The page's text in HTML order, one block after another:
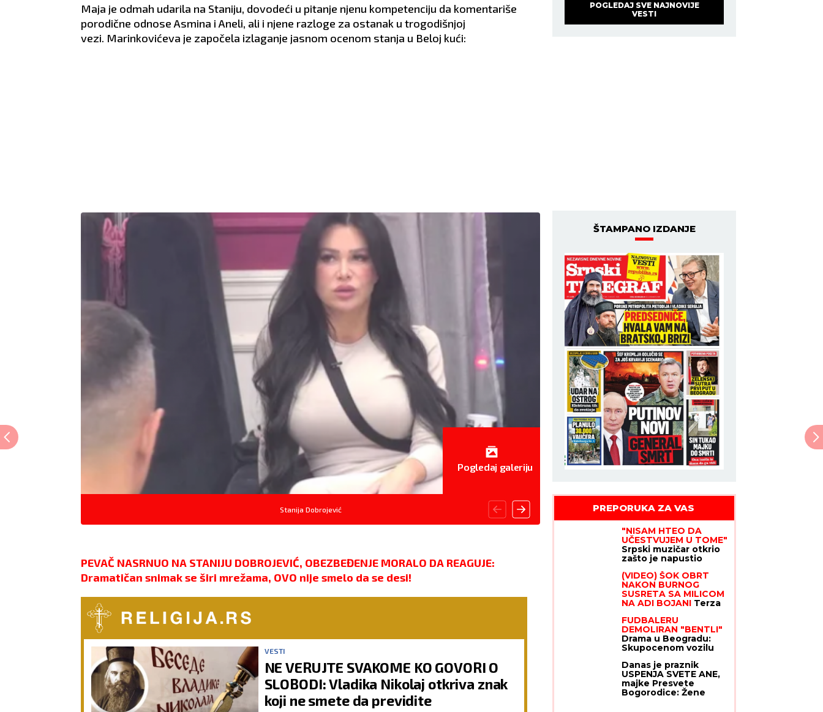
Maja je odmah udarila na Staniju, dovodeći u pitanje njenu kompetenciju da komentariše
porodične odnose Asmina i Aneli, ali i njene razloge za ostanak u trogodišnjoj
vezi. Marinkovićeva je započela izlaganje jasnom ocenom stanja u Beloj kući:
Stanija Dobrojević
Pogledaj galeriju
PEVAČ NASRNUO NA STANIJU DOBROJEVIĆ, OBEZBEĐENJE MORALO DA REAGUJE:
Dramatičan snimak se širi mrežama, OVO nije smelo da se desi!
VESTI
NE VERUJTE SVAKOME KO GOVORI O
SLOBODI: Vladika Nikolaj otkriva znak
koji ne smete da previdite
POGLEDAJ SVE NAJNOVIJE
VESTI
ŠTAMPANO IZDANJE
PREPORUKA ZA VAS
"NISAM HTEO DA
UČESTVUJEM U TOME"
Srpski muzičar otkrio
zašto je napustio
"Svađe su iscenirane,
žiri je bitniji od
takmičara"
(VIDEO) ŠOK OBRT
NAKON BURNOG
SUSRETA SA MILICOM
NA ADI BOJANI Terza
puta pričali, a onda ga
pozvala: "Upisaću se
kao otac"
FUDBALERU
DEMOLIRAN "BENTLI"
Drama u Beogradu:
Skupocenom vozilu
privatnoj garaži
luksuznog naselja
Danas je praznik
USPENJA SVETE ANE,
majke Presvete
Bogorodice: Žene